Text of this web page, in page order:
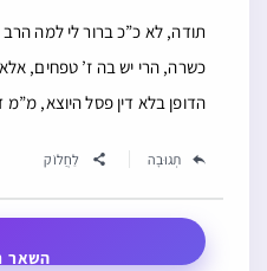
תודה, לא כ”כ ברור לי למה הרב
כשרה, הרי יש בה ז’ טפחים,
הדופן בלא דין פסל היוצא, מ”מ
תְגוּבָה לַחֲלוֹק
השאר